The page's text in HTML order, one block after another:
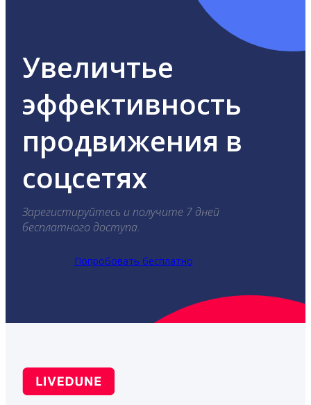
Увеличтье
эффективность
продвижения в
соцсетях
Зарегистируйтесь и получите 7 дней
бесплатного доступа.
Попробовать бесплатно